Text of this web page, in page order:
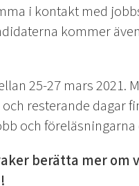
i kontakt med
kommer
25-27 mars 2021.
resterande dagar
och föreläsningarna
berätta mer om